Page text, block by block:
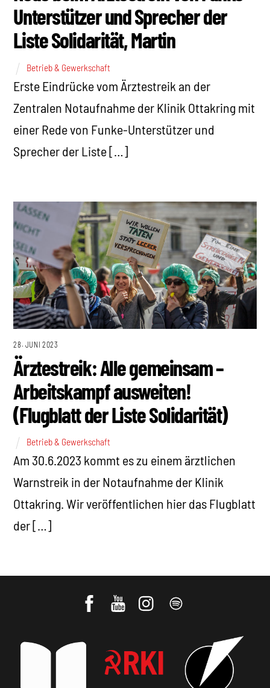
Unterstützer und Sprecher der
Liste Solidarität, Martin
Betrieb & Gewerkschaft
Erste Eindrücke vom Ärztestreik an der
Zentralen Notaufnahme der Klinik Ottakring mit
einer Rede von Funke-Unterstützer und
Sprecher der Liste […]
28. JUNI 2023
Ärztestreik: Alle gemeinsam –
Arbeitskampf ausweiten!
(Flugblatt der Liste Solidarität)
Betrieb & Gewerkschaft
Am 30.6.2023 kommt es zu einem ärztlichen
Warnstreik in der Notaufnahme der Klinik
Ottakring. Wir veröffentlichen hier das Flugblatt
der […]